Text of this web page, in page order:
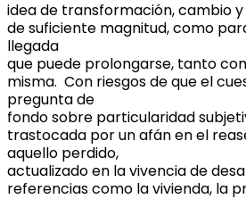
idea de transformación, cambio
de suficiente magnitud, como
llegada
que puede prolongarse, tanto
misma. Con riesgos de que el
pregunta de
fondo sobre particularidad
trastocada por un afán en el
aquello perdido,
actualizado en la vivencia de
referencias como la vivienda, la